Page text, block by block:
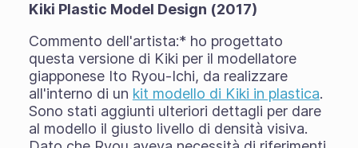
Kiki Plastic Model Design (2017)
Commento dell'artista:* ho progettato
questa versione di Kiki per il modellatore
giapponese Ito Ryou-Ichi, da realizzare
all'interno di un kit modello di Kiki in plastica.
Sono stati aggiunti ulteriori dettagli per dare
al modello il giusto livello di densità visiva.